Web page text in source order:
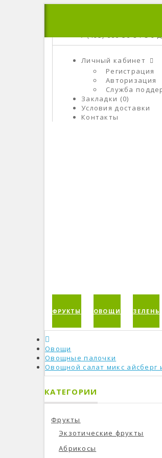
+7 (495) 666-56-84C 9
Личный кабинет
Регистрация
Авторизация
Служба
Закладки (0)
Условия доставки
Контакты
ФРУКТЫ ОВОЩИ ЗЕЛЕНЬ
Овощи
Овощные палочки
Овощной салат микс айсберг
КАТЕГОРИИ
Фрукты
Экзотические фрукты
Абрикосы